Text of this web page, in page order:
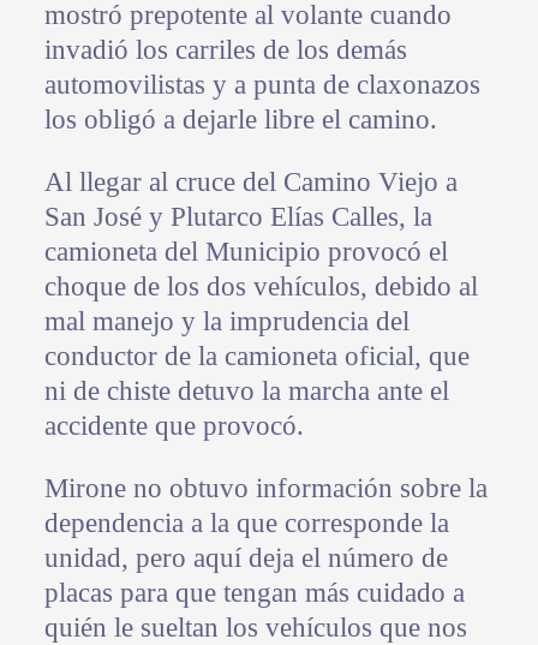
mostró prepotente al volante cuando
invadió los carriles de los demás
automovilistas y a punta de claxonazos
los obligó a dejarle libre el camino.
Al llegar al cruce del Camino Viejo a
San José y Plutarco Elías Calles, la
camioneta del Municipio provocó el
choque de los dos vehículos, debido al
mal manejo y la imprudencia del
conductor de la camioneta oficial, que
ni de chiste detuvo la marcha ante el
accidente que provocó.
Mirone no obtuvo información sobre la
dependencia a la que corresponde la
unidad, pero aquí deja el número de
placas para que tengan más cuidado a
quién le sueltan los vehículos que nos